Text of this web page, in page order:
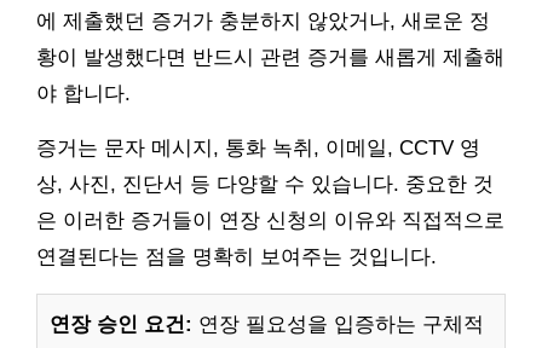
에 제출했던 증거가 충분하지 않았거나, 새로운 정
황이 발생했다면 반드시 관련 증거를 새롭게 제출해
야 합니다.
증거는 문자 메시지, 통화 녹취, 이메일, CCTV 영
상, 사진, 진단서 등 다양할 수 있습니다. 중요한 것
은 이러한 증거들이 연장 신청의 이유와 직접적으로
연결된다는 점을 명확히 보여주는 것입니다.
연장 승인 요건: 연장 필요성을 입증하는 구체적